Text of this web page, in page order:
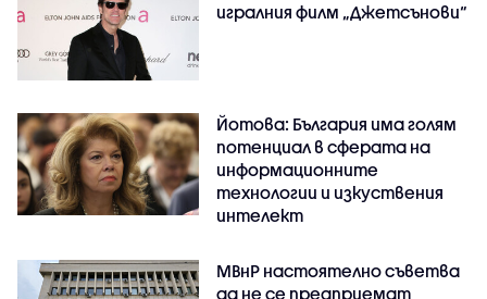
игралния филм „Джетсънови“
Йотова: България има голям
потенциал в сферата на
информационните
технологии и изкуствения
интелект
МВнР настоятелно съветва
да не се предприемат